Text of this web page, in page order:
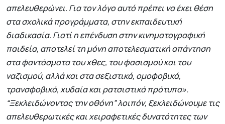
απελευθερώνει. Για τον λόγο αυτό πρέπει να έχει θέση
στα σχολικά προγράμματα, στην εκπαιδευτική
διαδικασία. Γιατί η επένδυση στην κινηματογραφική
παιδεία, αποτελεί τη μόνη αποτελεσματική απάντηση
στα φαντάσματα του χθες, του φασισμού και του
ναζισμού, αλλά και στα σεξιστικά, ομοφοβικά,
τρανσφοβικά, χυδαία και ρατσιστικά πρότυπα».
“Ξεκλειδώνοντας την οθόνη” λοιπόν, ξεκλειδώνουμε τις
απελευθερωτικές και χειραφετικές δυνατότητες των